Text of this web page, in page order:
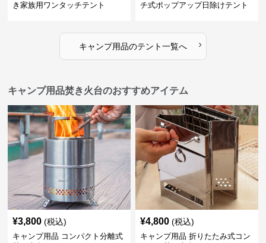
き家族用ワンタッチテント
チ式ポップアップ日除けテント
キャンプ用品のテント一覧へ ›
キャンプ用品焚き火台のおすすめアイテム
¥3,800 (税込)
キャンプ用品 コンパクト分離式
¥4,800 (税込)
キャンプ用品 折りたたみ式コン